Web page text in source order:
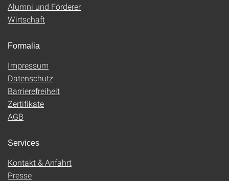
Alumni und Förderer
Wirtschaft
Formalia
Impressum
Datenschutz
Barrierefreiheit
Zertifikate
AGB
Services
Kontakt & Anfahrt
Presse